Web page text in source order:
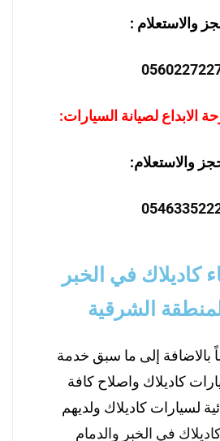
والاستعلام :
الابداع لصيانة السيارات:
والاستعلام:
كاديلاك في الخبر
الشرقية
بالاضافة إلى ما سبق خدمة
كاديلاك واصلاح كافة
لسيارات كاديلاك ولديهم
في الخبر والدمام